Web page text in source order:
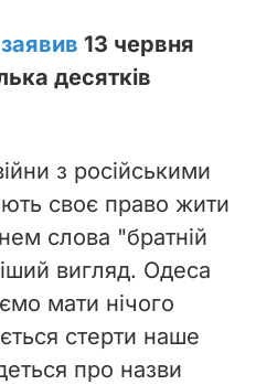
заявив 13 червня
десятків
з російськими
своє право жити
слова "братній
вигляд. Одеса
мати нічого
стерти наше
про назви